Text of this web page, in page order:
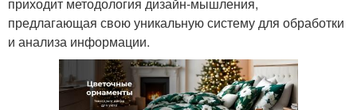
предлагающая свою уникальную систему для обработки
и анализа информации.